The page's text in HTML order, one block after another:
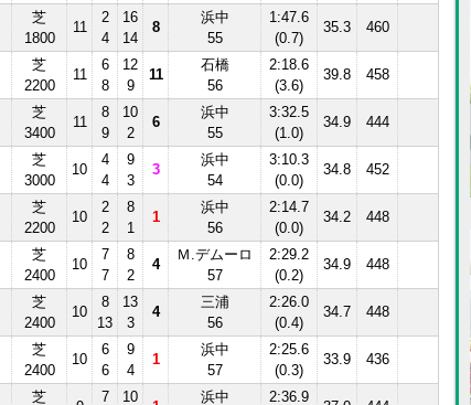
芝
1800
11
2
4
16
14
8
浜中
55
1:47.6
(0.7)
35.3 460
芝
2200
11
6
8
12
9
11
石橋
56
2:18.6
(3.6)
39.8 458
芝
3400
11
8
9
10
2
6
浜中
55
3:32.5
(1.0)
34.9 444
芝
3000
10
4
4
9
3
3
浜中
54
3:10.3
(0.0)
34.8 452
芝
2200
10
2
2
8
1
1
浜中
56
2:14.7
(0.0)
34.2 448
芝
2400
10
7
7
8
2
4
Ｍ.デムーロ
57
2:29.2
(0.2)
34.9 448
芝
2400
10
8
13
13
3
4
三浦
56
2:26.0
(0.4)
34.7 448
芝
2400
10
6
6
9
4
1
浜中
57
2:25.6
(0.3)
33.9 436
芝
7
10
浜中
2:36.9